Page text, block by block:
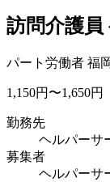
訪問介護
パート労働者 福
1,150円〜1,650円
勤務先
ヘルパー
募集者
ヘルパー